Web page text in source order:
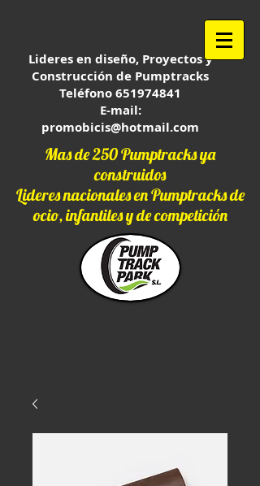
Lideres en diseño, Proyectos y
Construcción de Pumptracks
Teléfono651974841
E-mail:
promobicis@hotmail.com
Mas de 250 Pumptracks ya
construidos
Lideres nacionales en Pumptracks de
ocio, infantiles y de competición